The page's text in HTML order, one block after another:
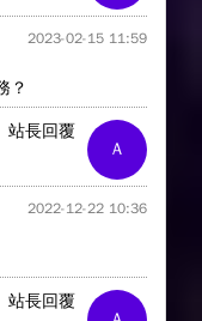
2023-02-15 11:59
？
A
站長回覆
2022-12-22 10:36
站長回覆